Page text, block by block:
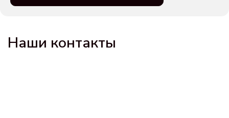
Наши контакты